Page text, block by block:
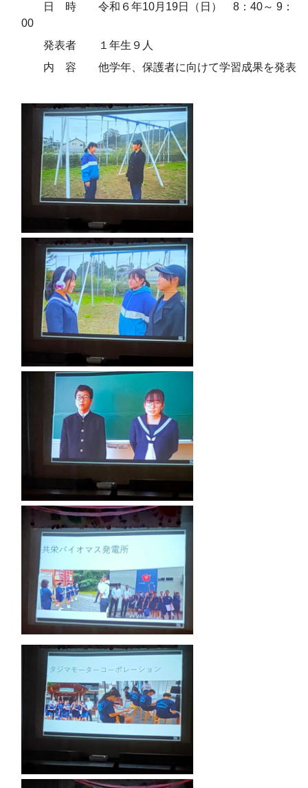
日 時 令和６年10月19日（日） 8：40～ 9：
00
発表者 １年生９人
内 容 他学年、保護者に向けて学習成果を発表